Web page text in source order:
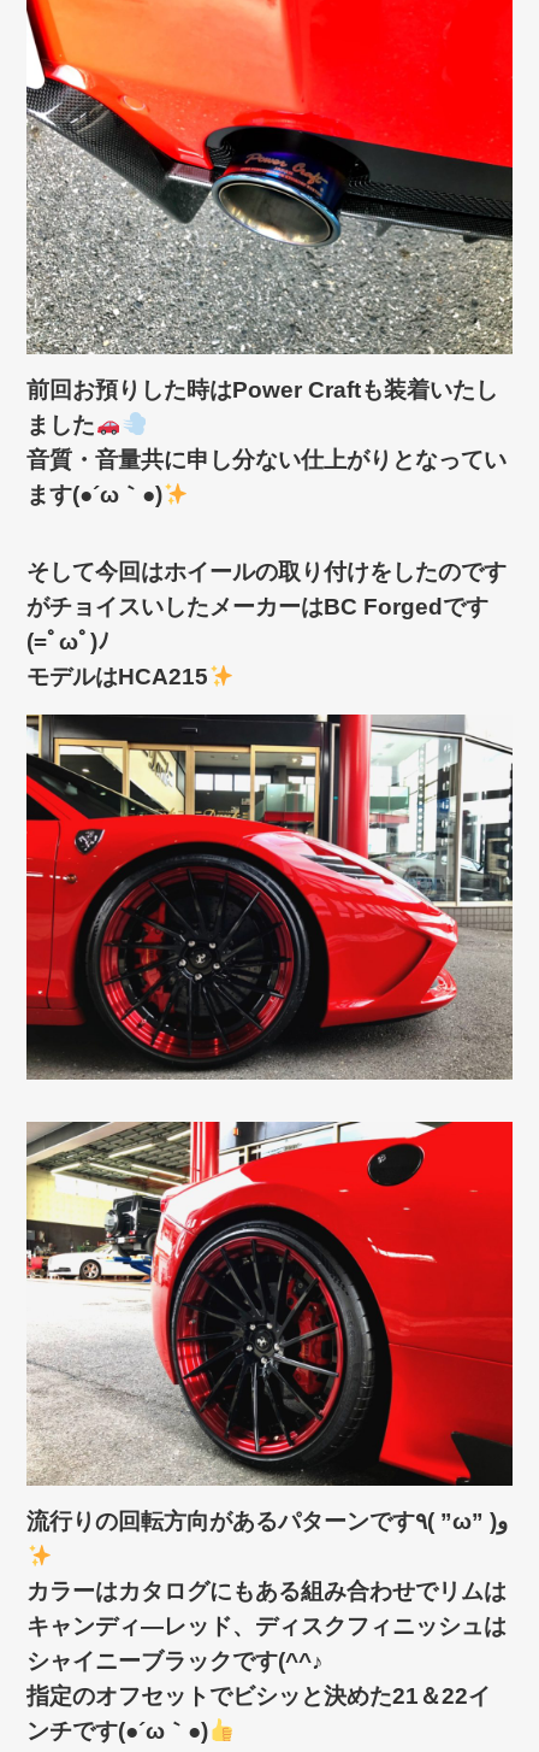
前回お預りした時はPower Craftも装着いたし
ました
音質・音量共に申し分ない仕上がりとなってい
ます(●´ω｀●)
そして今回はホイールの取り付けをしたのです
がチョイスいしたメーカーはBC Forgedです
(=ﾟωﾟ)ﾉ
モデルはHCA215
流行りの回転方向があるパターンです٩( ”ω” )و
カラーはカタログにもある組み合わせでリムは
キャンディ―レッド、ディスクフィニッシュは
シャイニーブラックです(^^♪
指定のオフセットでビシッと決めた21＆22イ
ンチです(●´ω｀●)